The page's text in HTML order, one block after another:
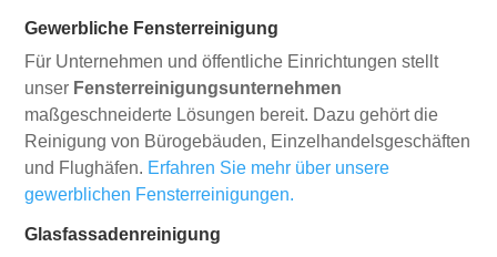
Gewerbliche Fensterreinigung
Für Unternehmen und öffentliche Einrichtungen stellt
unser Fensterreinigungsunternehmen
maßgeschneiderte Lösungen bereit. Dazu gehört die
Reinigung von Bürogebäuden, Einzelhandelsgeschäften
und Flughäfen. Erfahren Sie mehr über unsere
gewerblichen Fensterreinigungen.
Glasfassadenreinigung